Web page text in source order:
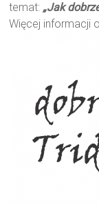
temat: „Jak
Więcej informacji